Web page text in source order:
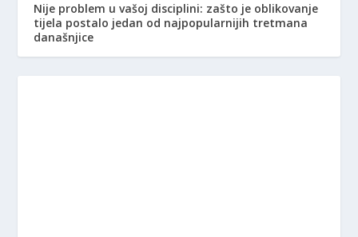
Nije problem u vašoj disciplini: zašto je oblikovanje
tijela postalo jedan od najpopularnijih tretmana
današnjice